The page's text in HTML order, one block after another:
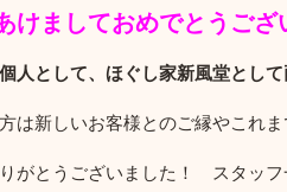
けましておめでとうござ
人として、ほぐし家新風堂とし
は新しいお客様とのご縁やこれ
がとうございました！ スタッフ